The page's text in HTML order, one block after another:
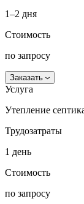
1–2 дня
Стоимость
по запросу
Заказать
Услуга
Утепление
Трудозатраты
1 день
Стоимость
по запросу